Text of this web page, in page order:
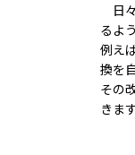
日
るよ
例え
換を
その
きます